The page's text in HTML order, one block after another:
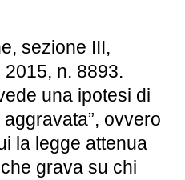
sezione III,
n. 8893.
una ipotesi di
ovvero
la legge attenua
grava su chi